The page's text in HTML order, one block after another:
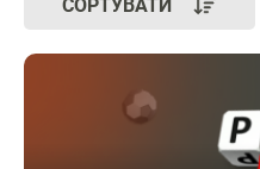
Увійти
СОРТУВАТИ